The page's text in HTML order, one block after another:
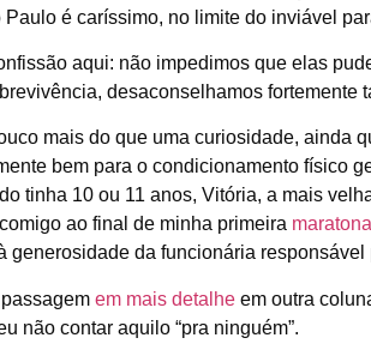
Paulo é caríssimo, no limite do inviável
aqui: não impedimos que elas
desaconselhamos fortemente
mais do que uma curiosidade, ainda
bem para o condicionamento físico
tinha 10 ou 11 anos, Vitória, a mais
ao final de minha primeira maratona
generosidade da funcionária responsável
em mais detalhe em outra
não contar aquilo “pra ninguém”.